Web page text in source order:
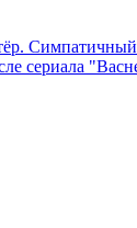
сериала